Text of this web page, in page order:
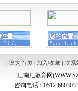
设为首页| 加入收藏| 联系
江南汇教育网
咨询电话：0512-